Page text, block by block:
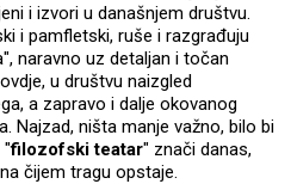
i izvori u današnjem društvu.
i pamfletski, ruše i razgrađuju
naravno uz detaljan i točan
u društvu naizgled
a zapravo i dalje okovanog
Najzad, ništa manje važno, bilo bi
"filozofski teatar" znači danas,
čijem tragu opstaje.